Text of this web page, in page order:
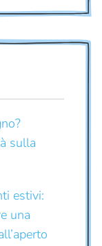
sulla
estivi:
una